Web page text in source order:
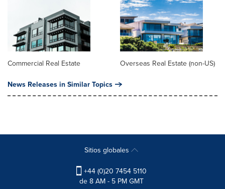
Commercial Real Estate Overseas Real Estate (non-US)
News Releases in Similar Topics
Sitios globales
+44 (0)20 7454 5110
de 8 AM - 5 PM GMT